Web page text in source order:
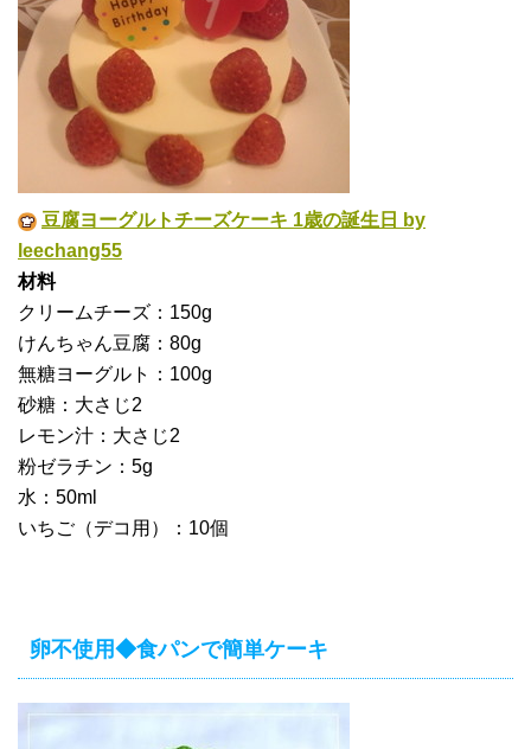
豆腐ヨーグルトチーズケーキ 1歳の誕生日 by
leechang55
材料
クリームチーズ：150g
けんちゃん豆腐：80g
無糖ヨーグルト：100g
砂糖：大さじ2
レモン汁：大さじ2
粉ゼラチン：5g
水：50ml
いちご（デコ用）：10個
卵不使用◆食パンで簡単ケーキ